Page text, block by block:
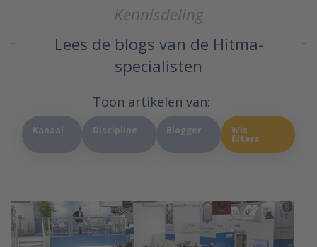
Kennisdeling
Lees de blogs van de Hitma-
specialisten
Toon artikelen van:
Kanaal Discipline Blogger Wis
filters